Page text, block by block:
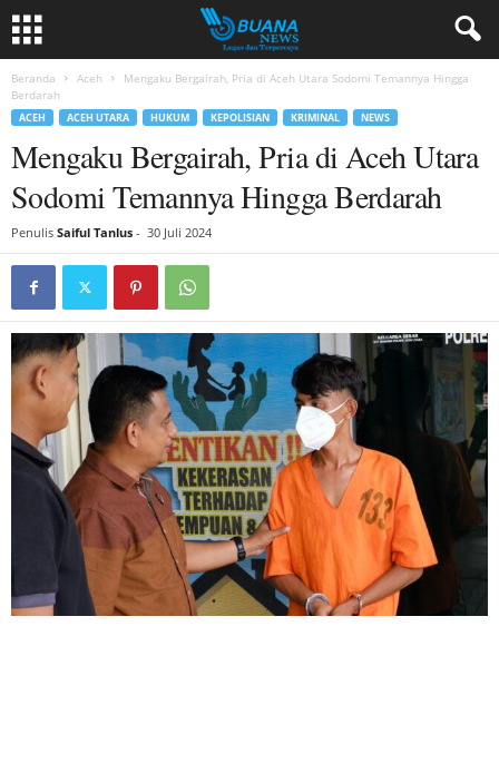
Beranda Aceh
Mengaku Bergairah, Pria di Aceh Utara Sodomi Temannya Hingga
Berdarah
ACEH ACEH UTARA HUKUM KEPOLISIAN KRIMINAL NEWS
Mengaku Bergairah, Pria di Aceh Utara
Sodomi Temannya Hingga Berdarah
Penulis Saiful Tanlus - 30 Juli 2024